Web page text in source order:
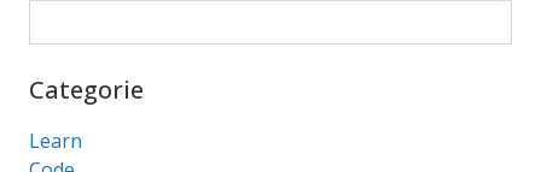
Categorie
Learn